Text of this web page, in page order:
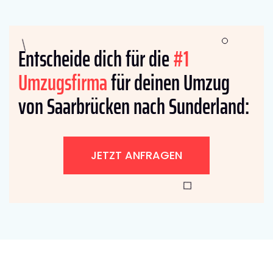
Entscheide dich für die#1
Umzugsfirmafür deinen Umzug
von Saarbrücken nach Sunderland:
JETZT ANFRAGEN